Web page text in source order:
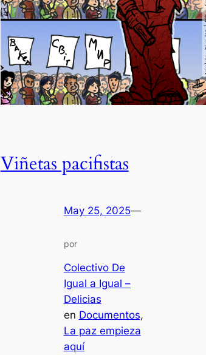
Viñetas pacifistas
May 25, 2025—
por
Colectivo De
Igual a Igual –
Delicias
en Documentos
La paz empieza
aquí